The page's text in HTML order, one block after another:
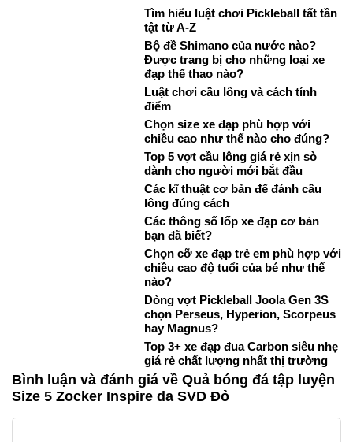
Tìm hiểu luật chơi Pickleball tất tần
tật từ A-Z
Bộ đề Shimano của nước nào?
Được trang bị cho những loại xe
đạp thể thao nào?
Luật chơi cầu lông và cách tính
điểm
Chọn size xe đạp phù hợp với
chiều cao như thế nào cho đúng?
Top 5 vợt cầu lông giá rẻ xịn sò
dành cho người mới bắt đầu
Các kĩ thuật cơ bản để đánh cầu
lông đúng cách
Các thông số lốp xe đạp cơ bản
bạn đã biết?
Chọn cỡ xe đạp trẻ em phù hợp với
chiều cao độ tuổi của bé như thế
nào?
Dòng vợt Pickleball Joola Gen 3S
chọn Perseus, Hyperion, Scorpeus
hay Magnus?
Top 3+ xe đạp đua Carbon siêu nhẹ
giá rẻ chất lượng nhất thị trường
Bình luận và đánh giá về Quả bóng đá tập luyện
Size 5 Zocker Inspire da SVD Đỏ